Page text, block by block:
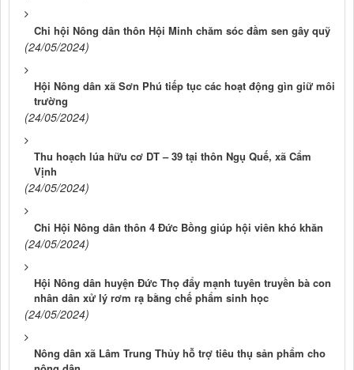
Chi hội Nông dân thôn Hội Minh chăm sóc đầm sen gây quỹ
(24/05/2024)
Hội Nông dân xã Sơn Phú tiếp tục các hoạt động gìn giữ môi
trường
(24/05/2024)
Thu hoạch lúa hữu cơ DT – 39 tại thôn Ngụ Quế, xã Cẩm
Vịnh
(24/05/2024)
Chi Hội Nông dân thôn 4 Đức Bồng giúp hội viên khó khăn
(24/05/2024)
Hội Nông dân huyện Đức Thọ đẩy mạnh tuyên truyền bà con
nhân dân xử lý rơm rạ bằng chế phẩm sinh học
(24/05/2024)
Nông dân xã Lâm Trung Thủy hỗ trợ tiêu thụ sản phẩm cho